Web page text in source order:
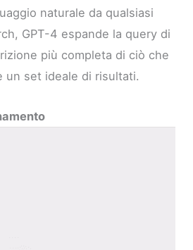
naturale da qualsiasi
GPT-4 espande la query di
più completa di ciò che
un set ideale di risultati.